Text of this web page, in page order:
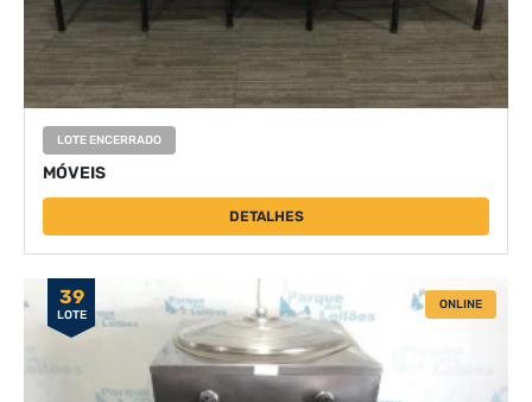
LOTE ENCERRADO
MÓVEIS
DETALHES
39
LOTE
ONLINE